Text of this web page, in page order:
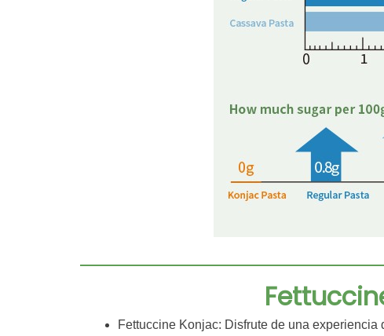
Fettuccine Konjac: Disfrute de una